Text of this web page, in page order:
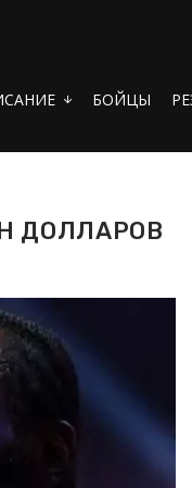
arrow_downward БОЙЦЫ
ДОЛЛАРОВ